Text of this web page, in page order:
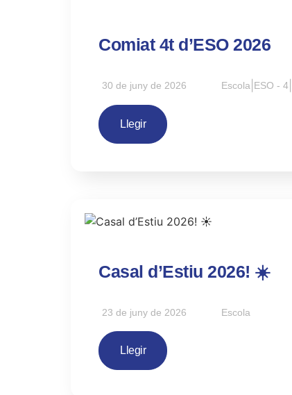
Comiat 4t d’ESO 2026
30 de juny de 2026 Escola ESO - 4
Llegir
Casal d’Estiu 2026! ☀️
23 de juny de 2026 Escola
Llegir